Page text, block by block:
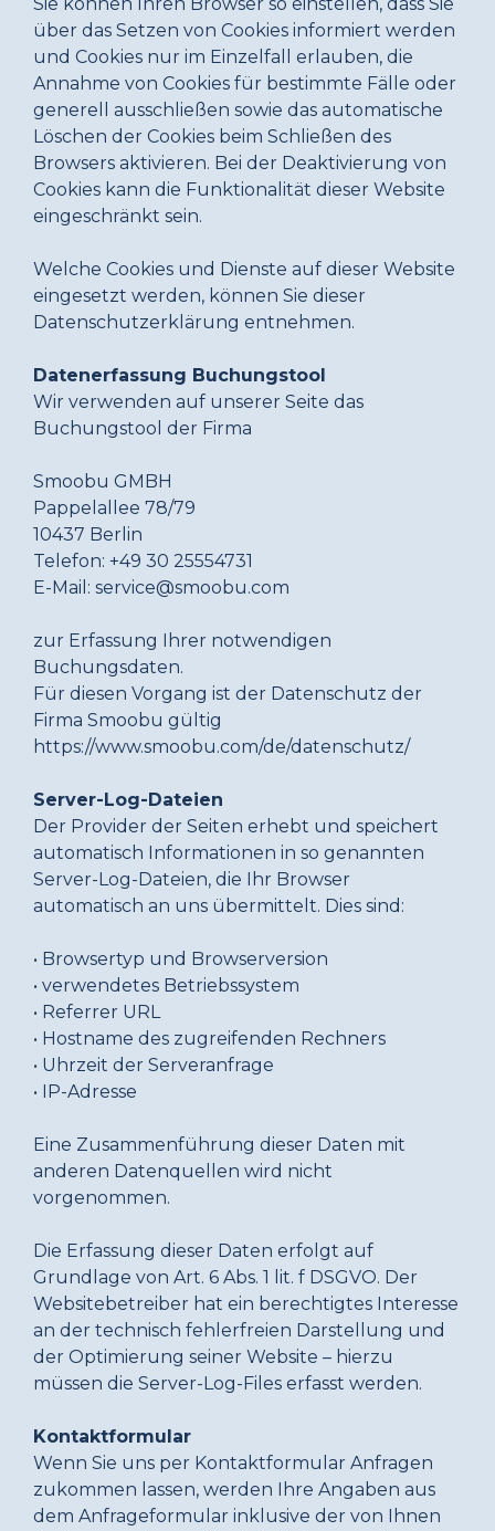
über das Setzen von Cookies informiert werden
und Cookies nur im Einzelfall erlauben, die
Annahme von Cookies für bestimmte Fälle oder
generell ausschließen sowie das automatische
Löschen der Cookies beim Schließen des
Browsers aktivieren. Bei der Deaktivierung von
Cookies kann die Funktionalität dieser Website
eingeschränkt sein.
Welche Cookies und Dienste auf dieser Website
eingesetzt werden, können Sie dieser
Datenschutzerklärung entnehmen.
Datenerfassung Buchungstool
Wir verwenden auf unserer Seite das
Buchungstool der Firma
Smoobu GMBH
Pappelallee 78/79
10437 Berlin
Telefon: +49 30 25554731
E-Mail: service@smoobu.com
zur Erfassung Ihrer notwendigen
Buchungsdaten.
Für diesen Vorgang ist der Datenschutz der
Firma Smoobu gültig
https://www.smoobu.com/de/datenschutz/
Server-Log-Dateien
Der Provider der Seiten erhebt und speichert
automatisch Informationen in so genannten
Server-Log-Dateien, die Ihr Browser
automatisch an uns übermittelt. Dies sind:
• Browsertyp und Browserversion
• verwendetes Betriebssystem
• Referrer URL
• Hostname des zugreifenden Rechners
• Uhrzeit der Serveranfrage
• IP-Adresse
Eine Zusammenführung dieser Daten mit
anderen Datenquellen wird nicht
vorgenommen.
Die Erfassung dieser Daten erfolgt auf
Grundlage von Art. 6 Abs. 1 lit. f DSGVO. Der
Websitebetreiber hat ein berechtigtes Interesse
an der technisch fehlerfreien Darstellung und
der Optimierung seiner Website – hierzu
müssen die Server-Log-Files erfasst werden.
Kontaktformular
Wenn Sie uns per Kontaktformular Anfragen
zukommen lassen, werden Ihre Angaben aus
dem Anfrageformular inklusive der von Ihnen